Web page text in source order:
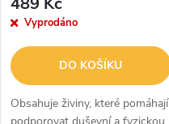
r
o
d
r
o
d
Vyprodáno
DO KOŠÍKU
Obsahuje živiny, které pomáhají